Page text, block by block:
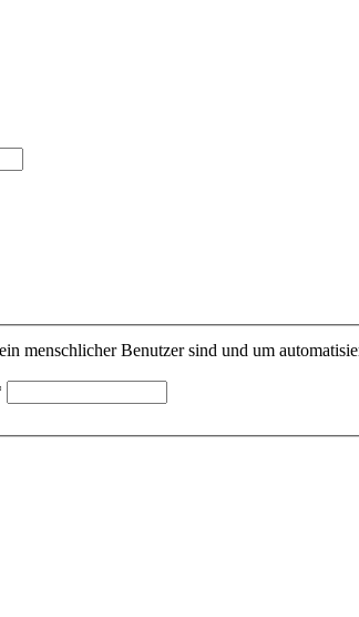
menschlicher Benutzer sind und um